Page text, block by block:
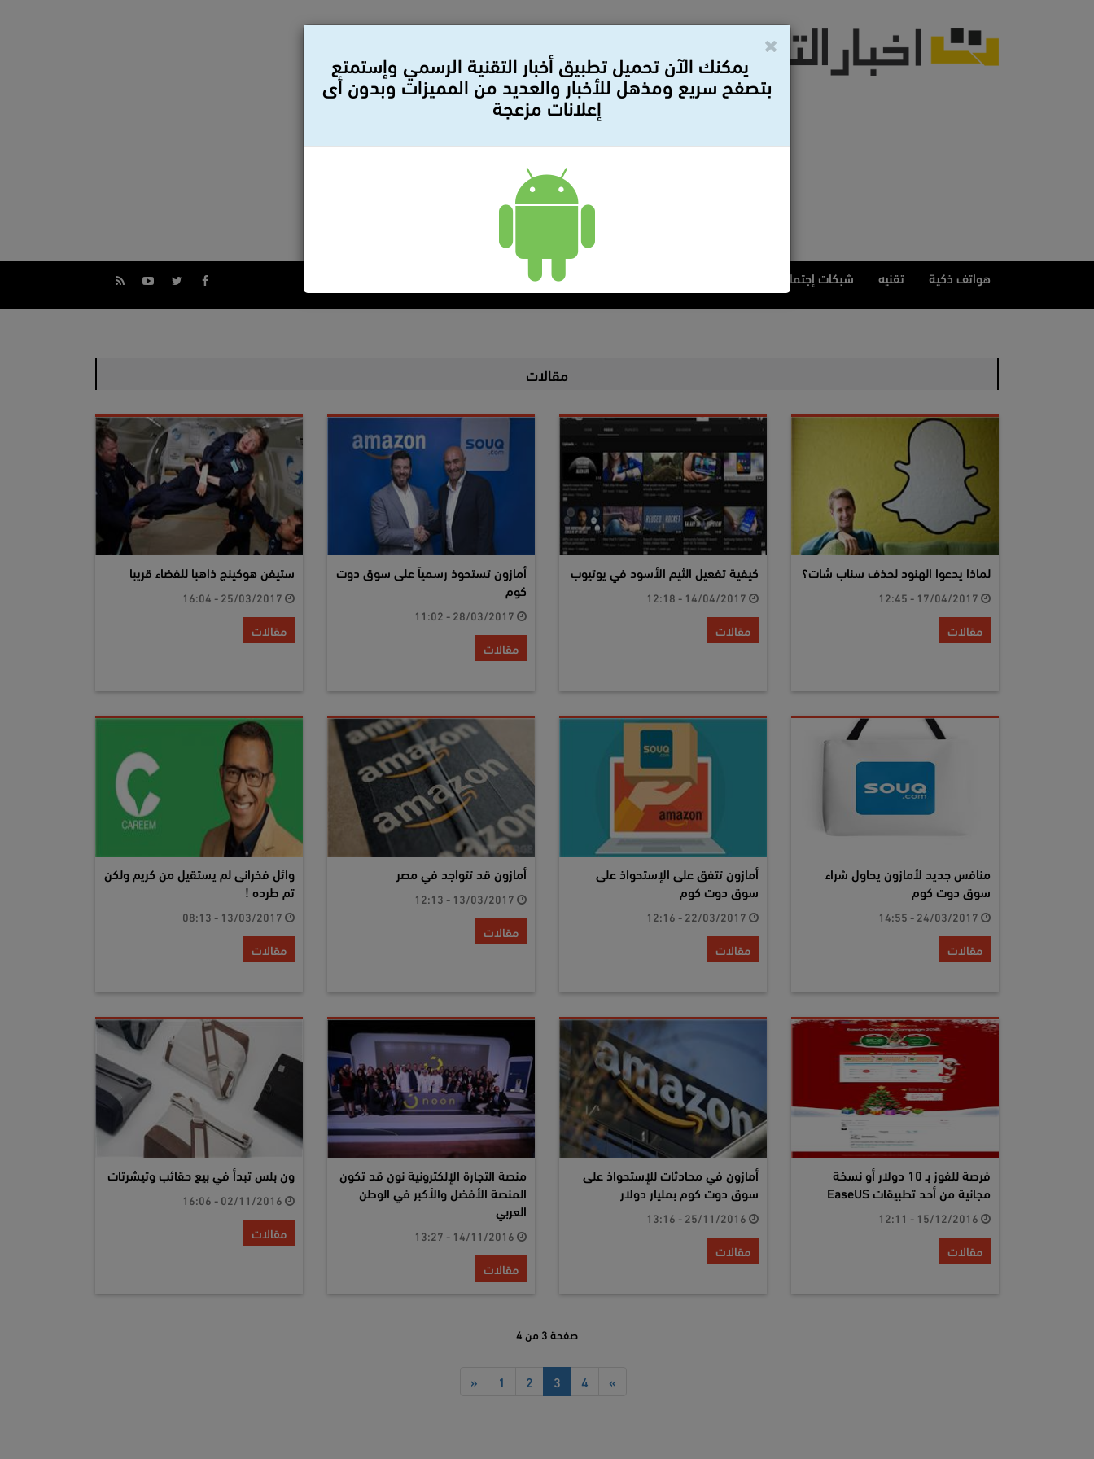
هواتف ذكية تقنيه شبكات إجتماعيه سيارات مراجعات
مقالات
لماذا يدعوا الهنود لحذف سناب شات؟
مقالات
كيفية تفعيل الثيم الأسود في يوتيوب
مقالات
أمازون تستحوذ رسمياً على سوق دوت
كوم
مقالات
ستيفن هوكينج ذاهبا للفضاء قريبا
مقالات
منافس جديد لأمازون يحاول شراء
سوق دوت كوم
مقالات
أمازون تتفق على الإستحواذ على
سوق دوت كوم
مقالات
أمازون قد تتواجد في مصر
مقالات
وائل فخرانى لم يستقيل من كريم ولكن
تم طرده !
مقالات
فرصة للفوز بـ 10 دولار أو نسخة
مجانية من أحد تطبيقات EaseUS
مقالات
أمازون في محادثات للإستحواذ على
سوق دوت كوم بمليار دولار
مقالات
منصة التجارة الإلكترونية نون قد تكون
المنصة الأفضل والأكبر في الوطن
العربي
مقالات
ون بلس تبدأ في بيع حقائب وتيشرتات
مقالات
صفحة 3 من 4
« 1 2 3 4 »
يمكنك الآن تحميل تطبيق أخبار التقنية الرسمي وإستمتع
بتصفح سريع ومذهل للأخبار والعديد من المميزات وبدون أى
إعلانات مزعجة